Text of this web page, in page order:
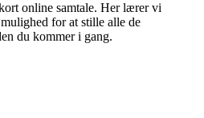
online samtale. Her lærer vi
for at stille alle de
du kommer i gang.